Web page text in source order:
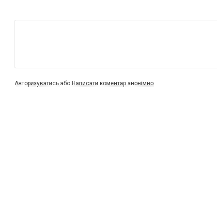
Авторизуватись або Написати коментар анонімно